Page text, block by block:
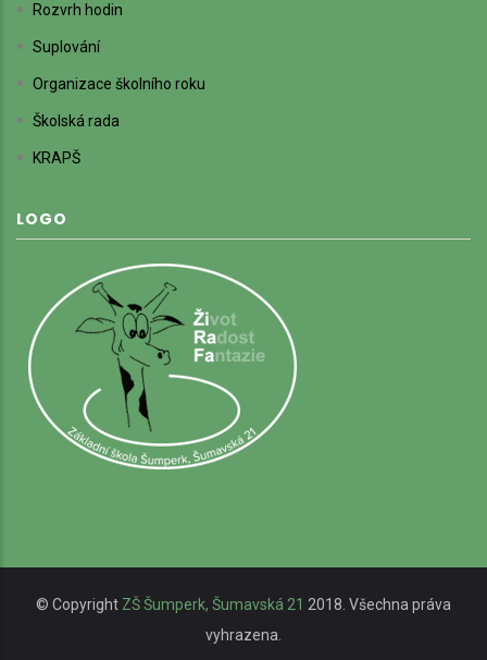
Rozvrh hodin
Suplování
Organizace školního roku
Školská rada
KRAPŠ
LOGO
© Copyright ZŠ Šumperk, Šumavská 21 2018. Všechna práva
vyhrazena.